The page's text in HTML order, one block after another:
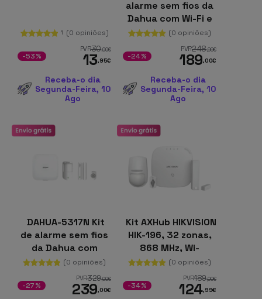
1 (0 opiniões)
PVR30,00€
13,95€
-53%
Receba-o dia
Segunda-Feira, 10
Ago
alarme sem fios da
Dahua com Wi-Fi e
verificação por
vídeo
(0 opiniões)
PVR248,99€
189,00€
-24%
Receba-o dia
Segunda-Feira, 10
Ago
DAHUA-5317N Kit
de alarme sem fios
da Dahua com
Ethernet, Wi-Fi, 4G
e verificação por
vídeo
(0 opiniões)
PVR329,00€
239,00€
-27%
Kit AXHub HIKVISION
HIK-196, 32 zonas,
868 MHz, Wi-
Fi/LAN/4G
(0 opiniões)
PVR189,00€
124,99€
-34%